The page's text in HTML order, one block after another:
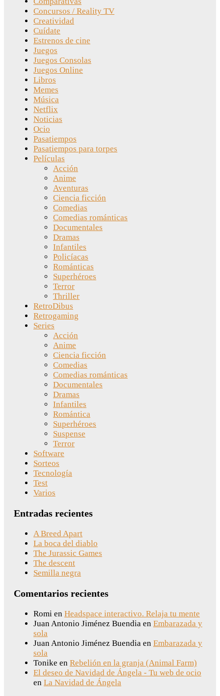
Concursos / Reality TV
Creatividad
Cuídate
Estrenos de cine
Juegos
Juegos Consolas
Juegos Online
Libros
Memes
Música
Netflix
Noticias
Ocio
Pasatiempos
Pasatiempos para torpes
Películas
Acción
Anime
Aventuras
Ciencia ficción
Comedias
Comedias románticas
Documentales
Dramas
Infantiles
Policíacas
Románticas
Superhéroes
Terror
Thriller
RetroDibus
Retrogaming
Series
Acción
Anime
Ciencia ficción
Comedias
Comedias románticas
Documentales
Dramas
Infantiles
Romántica
Superhéroes
Suspense
Terror
Software
Sorteos
Tecnología
Test
Varios
Entradas recientes
A Breed Apart
La boca del diablo
The Jurassic Games
The descent
Semilla negra
Comentarios recientes
Romi en Headspace interactivo. Relaja tu mente
Juan Antonio Jiménez Buendia en Embarazada y
sola
Juan Antonio Jiménez Buendia en Embarazada y
sola
Tonike en Rebelión en la granja (Animal Farm)
El deseo de Navidad de Ángela - Tu web de ocio
en La Navidad de Ángela